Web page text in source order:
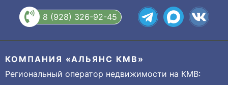
8 (928) 326-92-45
КОМПАНИЯ «АЛЬЯНС КМВ»
Региональный оператор недвижимости на КМВ: